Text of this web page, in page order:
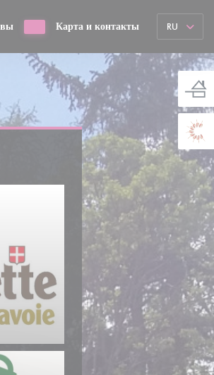
((открывается в новом окне))
Карта и контакты RU